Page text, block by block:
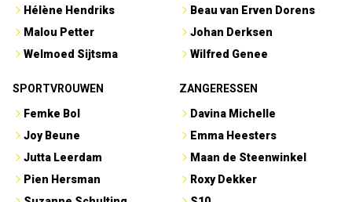
Hélène Hendriks
Malou Petter
Welmoed Sijtsma
Beau van Erven Dorens
Johan Derksen
Wilfred Genee
SPORTVROUWEN
Femke Bol
Joy Beune
Jutta Leerdam
Pien Hersman
ZANGERESSEN
Davina Michelle
Emma Heesters
Maan de Steenwinkel
Roxy Dekker